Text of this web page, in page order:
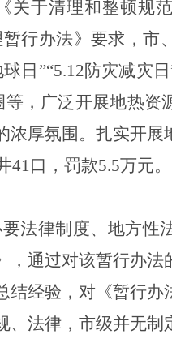
关于清理和整顿规
行办法》要求，市
日”“5.12防灾减灾日
，广泛开展地热资
厚氛围。扎实开展
41 口，罚款5.5万元。
法律制度、地方性
通过对该暂行办法
经验，对《暂行办
法律，市级并无制